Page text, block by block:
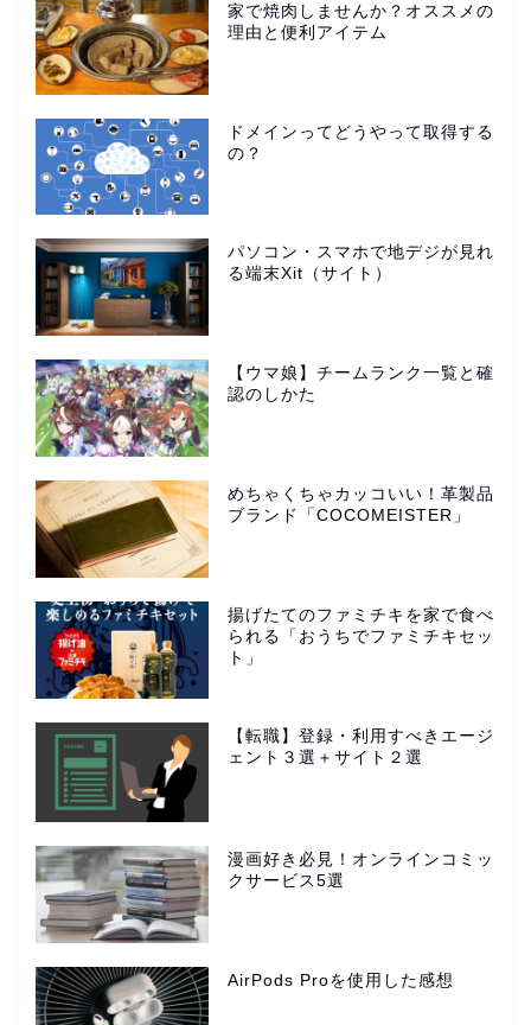
家で焼肉しませんか？オススメの
理由と便利アイテム
ドメインってどうやって取得する
の？
パソコン・スマホで地デジが見れ
る端末Xit（サイト）
【ウマ娘】チームランク一覧と確
認のしかた
めちゃくちゃカッコいい！革製品
ブランド「COCOMEISTER」
揚げたてのファミチキを家で食べ
られる「おうちでファミチキセッ
ト」
【転職】登録・利用すべきエージ
ェント３選＋サイト２選
漫画好き必見！オンラインコミッ
クサービス5選
AirPods Proを使用した感想